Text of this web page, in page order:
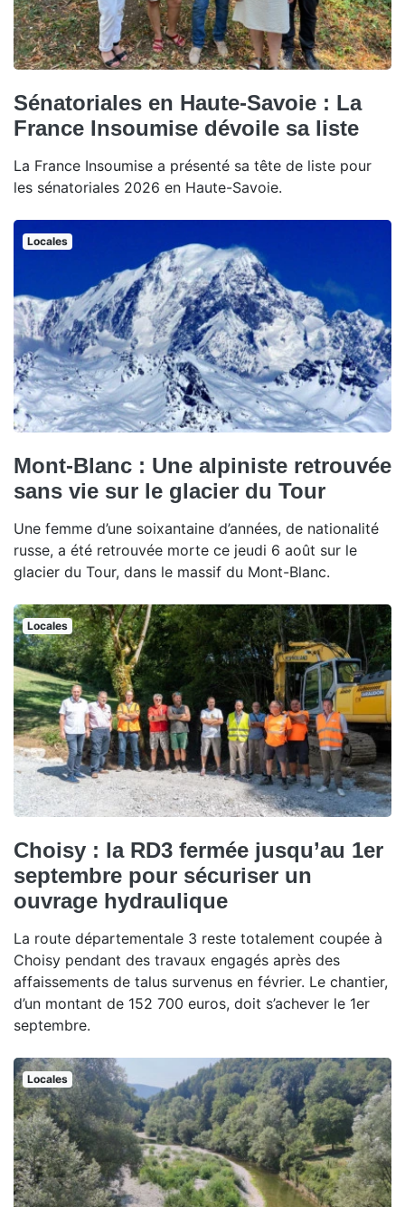
Sénatoriales en Haute-Savoie : La
France Insoumise dévoile sa liste
La France Insoumise a présenté sa tête de liste pour
les sénatoriales 2026 en Haute-Savoie.
Locales
Mont-Blanc : Une alpiniste retrouvée
sans vie sur le glacier du Tour
Une femme d’une soixantaine d’années, de nationalité
russe, a été retrouvée morte ce jeudi 6 août sur le
glacier du Tour, dans le massif du Mont-Blanc.
Locales
Choisy : la RD3 fermée jusqu’au 1er
septembre pour sécuriser un
ouvrage hydraulique
La route départementale 3 reste totalement coupée à
Choisy pendant des travaux engagés après des
affaissements de talus survenus en février. Le chantier,
d’un montant de 152 700 euros, doit s’achever le 1er
septembre.
Locales